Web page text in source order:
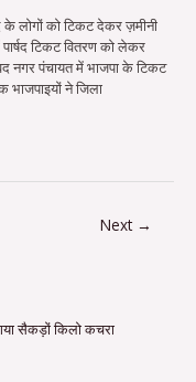
के लोगों को टिकट देकर ज़मीनी
टिकट वितरण को लेकर
नगर पंचायत में भाजपा के टिकट
भाजपाइयों ने जिला
Next →
सैकड़ों किलो कचरा